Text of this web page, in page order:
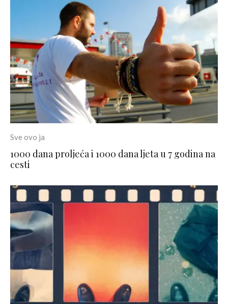
Sve ovo ja
1000 dana proljeća i 1000 dana ljeta u 7 godina na
cesti